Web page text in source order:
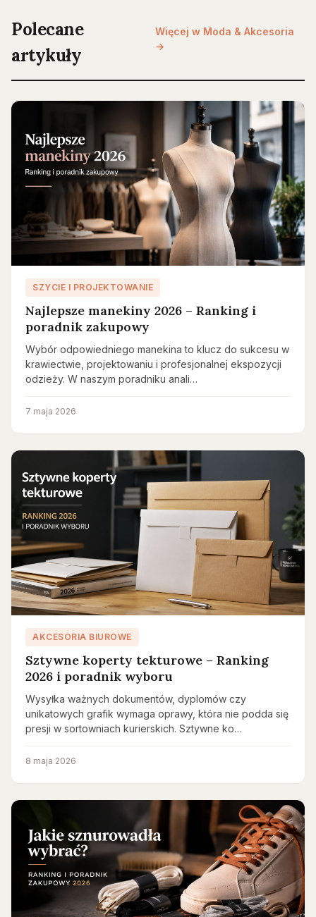
Polecane
artykuły
Więcej w Moda & Akcesoria
→
SZYCIE I PROJEKTOWANIE
Najlepsze manekiny 2026 – Ranking i
poradnik zakupowy
Wybór odpowiedniego manekina to klucz do sukcesu w
krawiectwie, projektowaniu i profesjonalnej ekspozycji
odzieży. W naszym poradniku anali…
7 maja 2026
AKCESORIA BIUROWE
Sztywne koperty tekturowe – Ranking
2026 i poradnik wyboru
Wysyłka ważnych dokumentów, dyplomów czy
unikatowych grafik wymaga oprawy, która nie podda się
presji w sortowniach kurierskich. Sztywne ko…
8 maja 2026